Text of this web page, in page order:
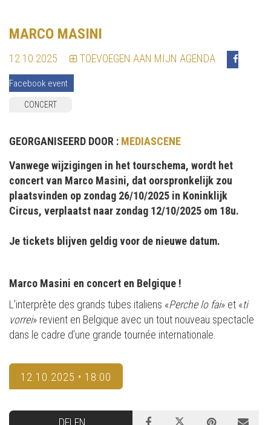
MARCO MASINI
12.10.2025 TOEVOEGEN AAN MIJN AGENDA
Facebook event
CONCERT
GEORGANISEERD DOOR : MEDIASCENE
Vanwege wijzigingen in het tourschema, wordt het
concert van Marco Masini, dat oorspronkelijk zou
plaatsvinden op zondag 26/10/2025 in Koninklijk
Circus, verplaatst naar zondag 12/10/2025 om 18u.
Je tickets blijven geldig voor de nieuwe datum.
Marco Masini en concert en Belgique !
L’interprète des grands tubes italiens «Perche lo fai» et «ti
vorrei» revient en Belgique avec un tout nouveau spectacle
dans le cadre d’une grande tournée internationale.
12.10.2025 • 18:00
DELEN